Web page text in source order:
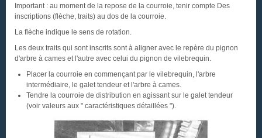
Important : au moment de la repose de la courroie, tenir compte Des
inscriptions (flèche, traits) au dos de la courroie.
La flèche indique le sens de rotation.
Les deux traits qui sont inscrits sont à aligner avec le repère du pignon
d'arbre à cames et l'autre avec celui du pignon de vilebrequin.
Placer la courroie en commençant par le vilebrequin, l'arbre
intermédiaire, le galet tendeur et l'arbre à cames.
Tendre la courroie de distribution en agissant sur le galet tendeur
(voir valeurs aux " caractéristiques détaillées ").